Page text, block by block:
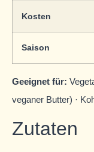
Kosten
Saison
Geeignet für:
veganer Butter) ·
Zutaten